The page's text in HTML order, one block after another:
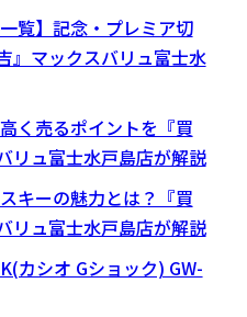
覧】記念・プレミア切
』マックスバリュ富士水
く売るポイントを『買
リュ富士水戸島店が解説
キーの魅力とは？『買
リュ富士水戸島店が解説
カシオ Gショック) GW-